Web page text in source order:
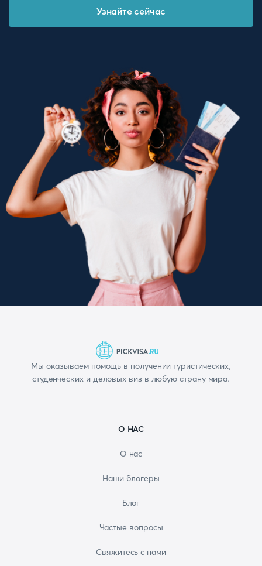
Узнайте сейчас
Мы оказываем помощь в получении туристических,
студенческих и деловых виз в любую страну мира.
О НАС
О нас
Наши блогеры
Блог
Частые вопросы
Свяжитесь с нами